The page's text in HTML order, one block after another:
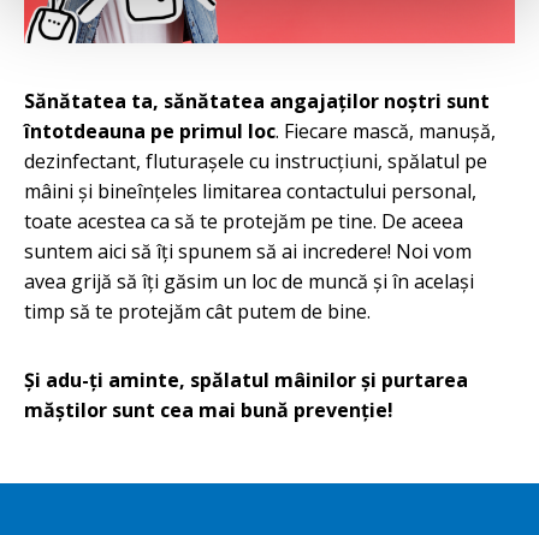
Sănătatea ta, sănătatea angajaților noștri sunt
întotdeauna pe primul loc. Fiecare mască, manușă,
dezinfectant, fluturașele cu instrucțiuni, spălatul pe
mâini și bineînțeles limitarea contactului personal,
toate acestea ca să te protejăm pe tine. De aceea
suntem aici să îți spunem să ai incredere! Noi vom
avea grijă să îți găsim un loc de muncă și în același
timp să te protejăm cât putem de bine.
Și adu-ți aminte, spălatul mâinilor și purtarea
măștilor sunt cea mai bună prevenție!